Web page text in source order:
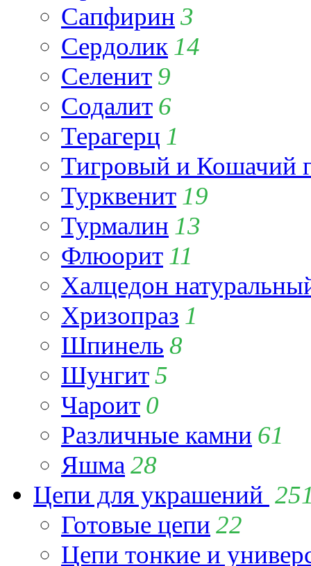
Сапфирин 3
Сердолик 14
Селенит 9
Содалит 6
Терагерц 1
Тигровый и Кошачий
Турквенит 19
Турмалин 13
Флюорит 11
Халцедон
Хризопраз 1
Шпинель 8
Шунгит5
Чароит 0
Различные камни 61
Яшма 28
Цепи для украшений
Готовые цепи 22
Цепи тонкие и